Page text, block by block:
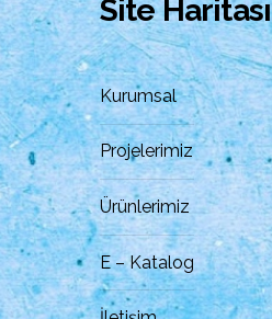
Site Haritası
Kurumsal
Projelerimiz
Ürünlerimiz
E – Katalog